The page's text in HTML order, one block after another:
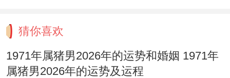
猜你喜欢
1971年属猪男2026年的运势和婚姻 1971年
属猪男2026年的运势及运程